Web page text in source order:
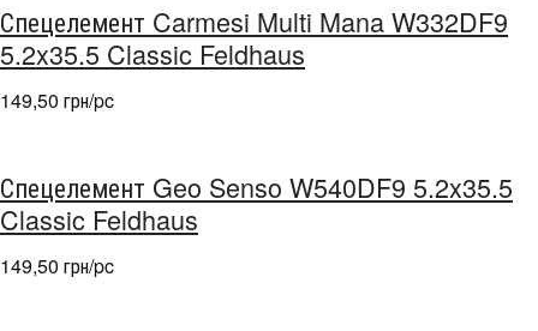
Спецелемент Carmesi Multi Mana W332DF9
5.2x35.5 Classic Feldhaus
149,50 грн/pc
Спецелемент Geo Senso W540DF9 5.2x35.5
Classic Feldhaus
149,50 грн/pc